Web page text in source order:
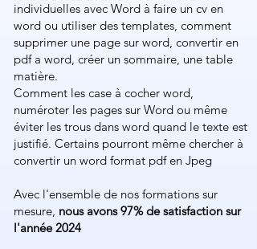
individuelles avec Word à faire un cv en
word ou utiliser des templates, comment
supprimer une page sur word, convertir en
pdf a word, créer un sommaire, une table
matière.
Comment les case à cocher word,
numéroter les pages sur Word ou même
éviter les trous dans word quand le texte est
justifié. Certains pourront même chercher à
convertir un word format pdf en Jpeg
Avec l'ensemble de nos formations sur
mesure, nous avons 97% de satisfaction sur
l'année 2024